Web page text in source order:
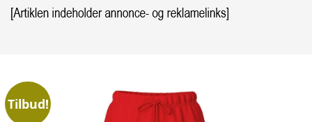
Tilbud!